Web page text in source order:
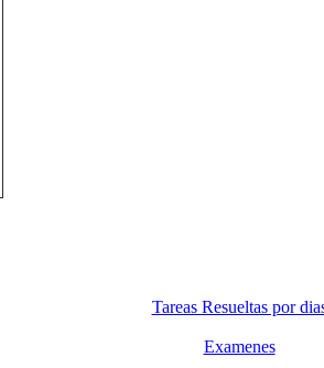
Tareas Resueltas por
Examenes